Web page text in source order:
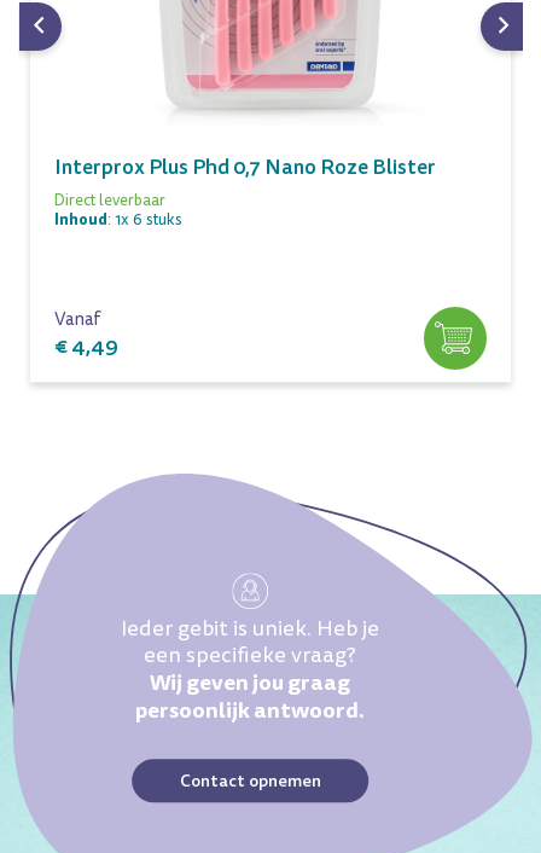
Interprox Plus Phd 0,7 Nano Roze Blister
Direct leverbaar
Inhoud: 1x 6 stuks
Vanaf
€ 4,49
Ieder gebit is uniek. Heb je
een specifieke vraag?
Wij geven jou graag
persoonlijk antwoord.
Contact opnemen